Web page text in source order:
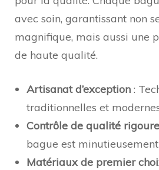
avec soin, garantissant non
magnifique, mais aussi une
de haute qualité.
Artisanat d’exception :
traditionnelles et
Contrôle de qualité
bague est
Matériaux de premier